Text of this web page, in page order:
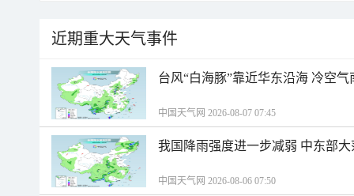
近期重大天气事件
台风“白海豚”靠近华东沿海 冷空
中国天气网 2026-08-07 07:45
我国降雨强度进一步减弱 中东部
中国天气网 2026-08-06 07:50